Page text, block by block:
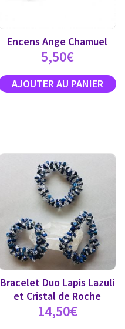
Encens Ange Chamuel
5,50€
Bracelet Duo Lapis Lazuli
et Cristal de Roche
14,50€